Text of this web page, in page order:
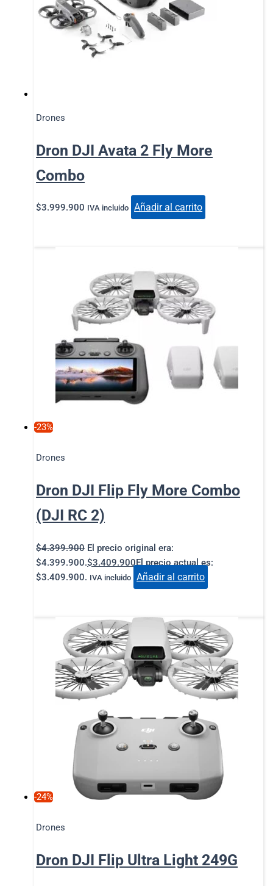
Drones
Dron DJI Avata 2 Fly More
Combo
$3.999.900 IVA incluido Añadir al carrito
-23%
Drones
Dron DJI Flip Fly More Combo
(DJI RC 2)
$4.399.900 El precio original era:
$4.399.900.$3.409.900El precio actual es:
$3.409.900. IVA incluido Añadir al carrito
-24%
Drones
Dron DJI Flip Ultra Light 249G